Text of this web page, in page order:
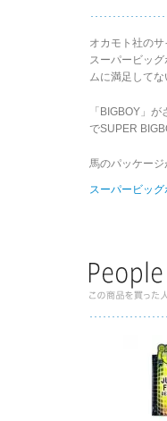
オカモト社の
スーパービッ
ムに満足して
「BIGBOY」
でSUPER
馬のパッケージ
スーパービッ